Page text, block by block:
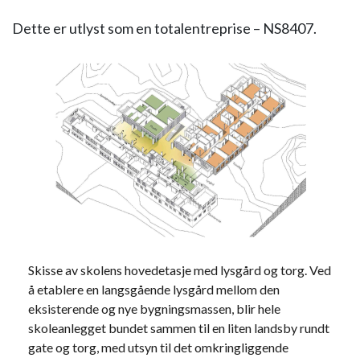
Dette er utlyst som en totalentreprise – NS8407.
Skisse av skolens hovedetasje med lysgård og torg. Ved
å etablere en langsgående lysgård mellom den
eksisterende og nye bygningsmassen, blir hele
skoleanlegget bundet sammen til en liten landsby rundt
gate og torg, med utsyn til det omkringliggende